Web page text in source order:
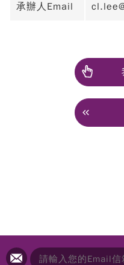
承辦人Email